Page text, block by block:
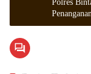
Polres